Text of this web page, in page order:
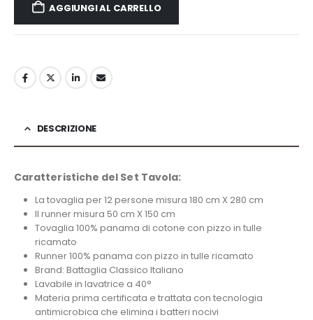
AGGIUNGI AL CARRELLO
DESCRIZIONE
Caratteristiche del Set Tavola:
La tovaglia per 12 persone misura 180 cm X 280 cm
Il runner misura 50 cm X 150 cm
Tovaglia 100% panama di cotone con pizzo in tulle
ricamato
Runner 100% panama con pizzo in tulle ricamato
Brand: Battaglia Classico Italiano
Lavabile in lavatrice a 40°
Materia prima certificata e trattata con tecnologia
antimicrobica che elimina i batteri nocivi